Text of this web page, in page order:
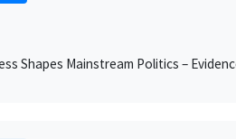
Shapes Mainstream Politics –